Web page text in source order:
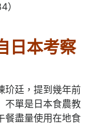
）
日本考察
玠廷，提到幾年前
不單是日本食農教
餐盡量使用在地食